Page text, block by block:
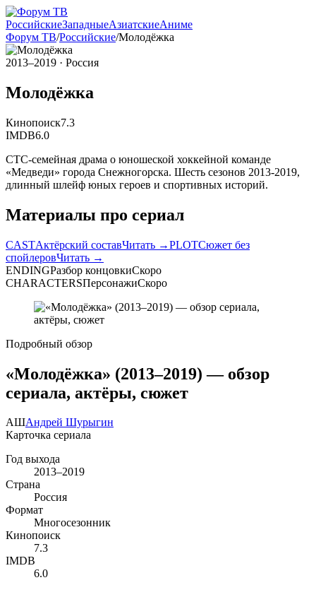
РоссийскиеЗападныеАзиатскиеАниме
Форум ТВ/Российские/Молодёжка
2013–2019 · Россия
Молодёжка
Кинопоиск7.3
IMDB6.0
СТС-семейная драма о юношеской хоккейной команде
«Медведи» города Снежногорска. Шесть сезонов 2013-2019,
длинный шлейф юных героев и спортивных историй.
Материалы про сериал
CASTАктёрский составЧитать →PLOTСюжет без
спойлеровЧитать →
ENDINGРазбор концовкиСкоро
CHARACTERSПерсонажиСкоро
Подробный обзор
«Молодёжка» (2013–2019) — обзор
сериала, актёры, сюжет
АШАндрей Шурыгин
Карточка сериала
Год выхода
2013–2019
Страна
Россия
Формат
Многосезонник
Кинопоиск
7.3
IMDB
6.0